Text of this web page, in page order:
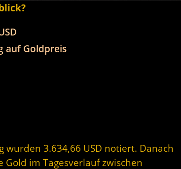
auf Goldpreis
wurden 3.634,66 USD notiert. Danach
im Tagesverlauf zwischen